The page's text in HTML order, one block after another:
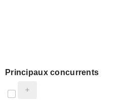
Principaux concurrents